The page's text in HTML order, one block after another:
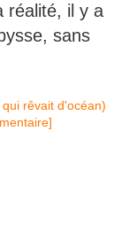
réalité, il y a
sans